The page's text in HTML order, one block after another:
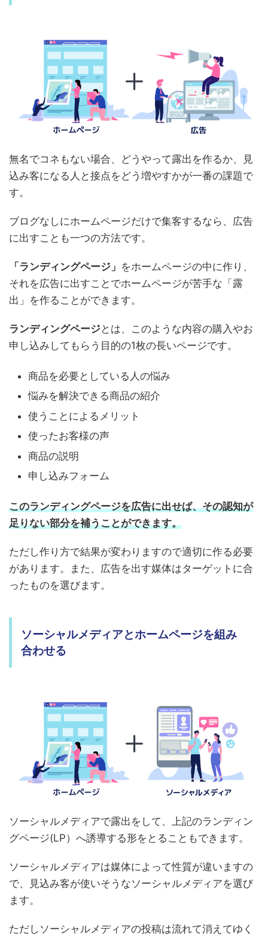
無名でコネもない場合、どうやって露出を作るか、見
込み客になる人と接点をどう増やすかが一番の課題で
す。
ブログなしにホームページだけで集客するなら、広告
に出すことも一つの方法です。
「ランディングページ」 をホームページの中に作り、
それを広告に出すことでホームページが苦手な「露
出」を作ることができます。
ランディングページとは、このような内容の購入やお
申し込みしてもらう目的の1枚の長いページです。
商品を必要としている人の悩み
悩みを解決できる商品の紹介
使うことによるメリット
使ったお客様の声
商品の説明
申し込みフォーム
このランディングページを広告に出せば、その認知が
足りない部分を補うことができます。
ただし作り方で結果が変わりますので適切に作る必要
があります。また、広告を出す媒体はターゲットに合
ったものを選びます。
ソーシャルメディアとホームページを組み
合わせる
ソーシャルメディアで露出をして、上記のランディン
グページ(LP）へ誘導する形をとることもできます。
ソーシャルメディアは媒体によって性質が違いますの
で、見込み客が使いそうなソーシャルメディアを選び
ます。
ただしソーシャルメディアの投稿は流れて消えてゆく